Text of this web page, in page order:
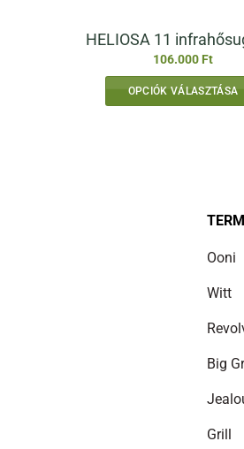
HELIOSA 11
106.000 Ft
OPCIÓK VÁLASZTÁSA
változatok
Ooni
Witt
Big
Grill